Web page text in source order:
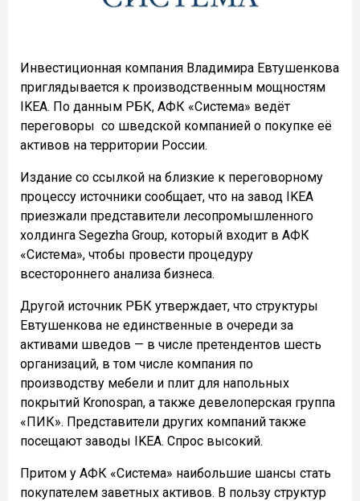
Инвестиционная компания Владимира Евтушенкова
приглядывается к производственным мощностям
IKEA. По данным РБК, АФК «Система» ведёт
переговоры со шведской компанией о покупке её
активов на территории России.
Издание со ссылкой на близкие к переговорному
процессу источники сообщает, что на завод IKEA
приезжали представители лесопромышленного
холдинга Segezha Group, который входит в АФК
«Система», чтобы провести процедуру
всестороннего анализа бизнеса.
Другой источник РБК утверждает, что структуры
Евтушенкова не единственные в очереди за
активами шведов — в числе претендентов шесть
организаций, в том числе компания по
производству мебели и плит для напольных
покрытий Kronospan, а также девелоперская группа
«ПИК». Представители других компаний также
посещают заводы IKEA. Спрос высокий.
Притом у АФК «Система» наибольшие шансы стать
покупателем заветных активов. В пользу структур